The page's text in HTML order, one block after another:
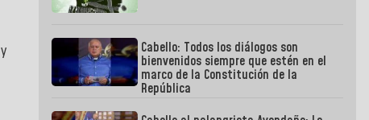
Cabello: Todos los diálogos son
bienvenidos siempre que estén en el
marco de la Constitución de la
República